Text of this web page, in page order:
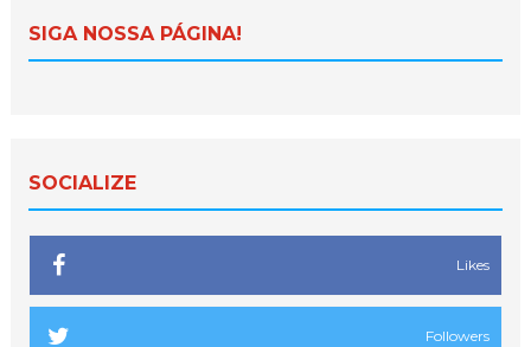
SIGA NOSSA PÁGINA!
SOCIALIZE
Likes
Followers